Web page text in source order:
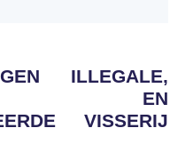
ILLEGALE,
EN
VISSERIJ